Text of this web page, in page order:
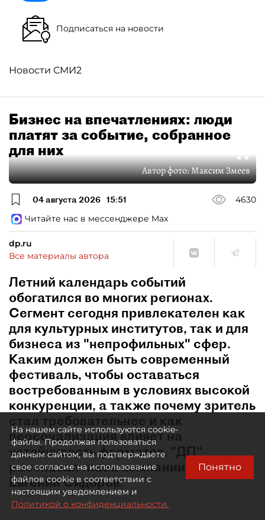
Подписаться на новости
Новости СМИ2
Бизнес на впечатлениях: люди
платят за событие, собранное
для них
Автор фото:Максим Змеев
04 августа 2026 15:51
4630
Читайте нас в мессенджере Max
dp.ru
Все материалы автора
Летний календарь событий
обогатился во многих регионах.
Сегмент сегодня привлекателен как
для культурных институтов, так и для
бизнеса из "непрофильных" сфер.
Каким должен быть современный
фестиваль, чтобы оставаться
востребованным в условиях высокой
конкуренции, а также почему зритель
стал требовательнее и как
персонализация влияет на
устойчивость форматов, "ДП"
рассказал глава компании "Афиша"
Евгений Сидоров.
На нашем сайте используются cookie-
файлы. Продолжая пользоваться
данным сайтом, вы подтверждаете
свое согласие на использование
файлов cookie в соответствии с
настоящим уведомлением и
Политикой о конфиденциальности.
Понятно